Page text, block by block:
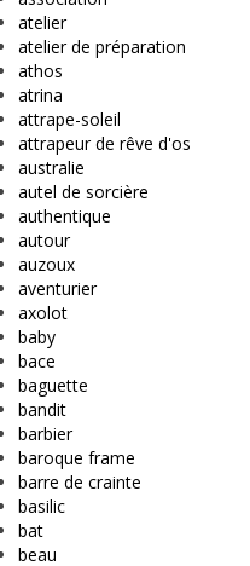
atelier
atelier de préparation
athos
atrina
attrape-soleil
attrapeur de rêve d'os
australie
autel de sorcière
authentique
autour
auzoux
aventurier
axolot
baby
bace
baguette
bandit
barbier
baroque frame
barre de crainte
basilic
bat
beau